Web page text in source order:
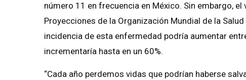
número 11 en frecuencia en México. Sin embargo,
Proyecciones de la Organización Mundial de la
incidencia de esta enfermedad podría aumentar
incrementaría hasta en un 60%.
“Cada año perdemos vidas que podrían haberse